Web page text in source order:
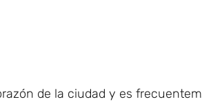
de la ciudad y es